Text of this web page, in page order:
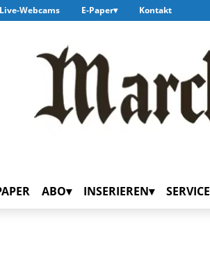
Live-Webcams E-Paper Kontakt
ABO INSERIEREN SERVICE